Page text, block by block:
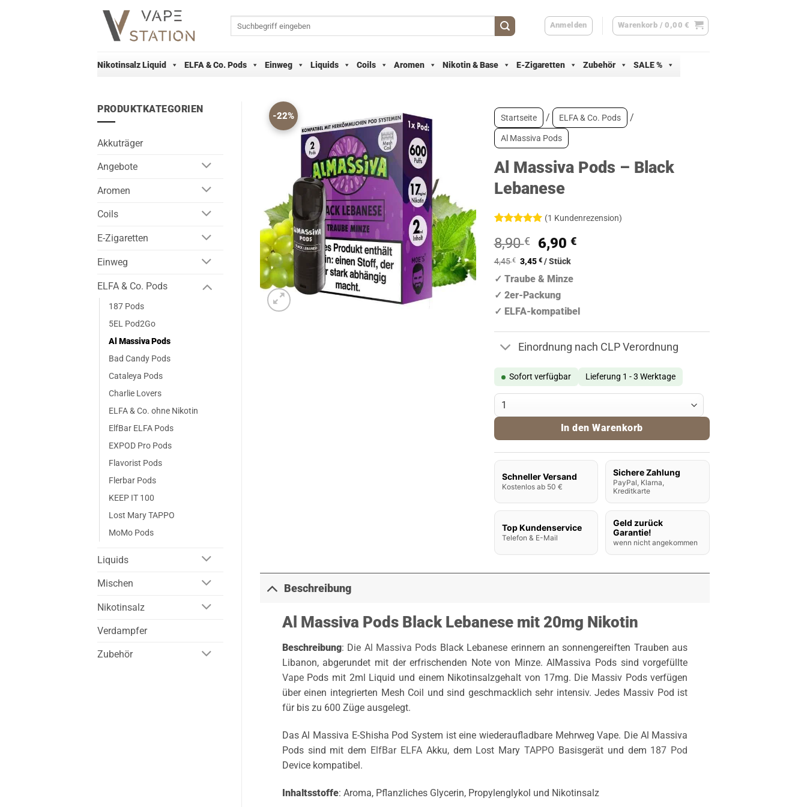
Anmelden Warenkorb /0,00€
Nikotinsalz Liquid ELFA & Co. Pods Einweg Liquids Coils Aromen Nikotin & Base E-Zigaretten Zubehör SALE %
PRODUKTKATEGORIEN
Akkuträger
Angebote
Aromen
Coils
E-Zigaretten
Einweg
ELFA & Co. Pods
187 Pods
5EL Pod2Go
Al Massiva Pods
Bad Candy Pods
Cataleya Pods
Charlie Lovers
ELFA & Co. ohne Nikotin
ElfBar ELFA Pods
EXPOD Pro Pods
Flavorist Pods
Flerbar Pods
KEEP IT 100
Lost Mary TAPPO
MoMo Pods
Liquids
Mischen
Nikotinsalz
Verdampfer
Zubehör
-22% Startseite / ELFA & Co. Pods /
Al Massiva Pods
Al Massiva Pods – Black
Lebanese
mit5von
5, basierend
auf
(1 Kundenrezension)
8,90€
Ursprünglicher
Preis
war:
8,90 €
6,90 €Aktueller
4,45€ 3,45 €/Stück
✓ Traube & Minze
✓ 2er-Packung
✓ ELFA-kompatibel
Einordnung nach CLP Verordnung
Sofort verfügbar Lieferung 1 - 3 Werktage
Al Massiva Pods - Black Lebanese Menge
In den Warenkorb
Schneller Versand
Kostenlos ab 50 €
Sichere Zahlung
PayPal, Klarna,
Kreditkarte
Top Kundenservice
Telefon & E-Mail
Geld zurück
Garantie!
wenn nicht angekommen
Beschreibung
Al Massiva Pods Black Lebanese mit 20mg Nikotin
Beschreibung: Die Al Massiva Pods Black Lebanese erinnern an sonnengereiften Trauben aus
Libanon, abgerundet mit der erfrischenden Note von Minze. AlMassiva Pods sind vorgefüllte
VapePods mit 2ml Liquid und einem Nikotinsalzgehalt von 17mg. Die Massiv Pods verfügen
über einen integrierten Mesh Coil und sind geschmacklich sehr intensiv. Jedes Massiv Pod ist
für bis zu 600 Züge ausgelegt.
Das Al Massiva E-Shisha Pod System ist eine wiederaufladbare Mehrweg Vape. Die Al Massiva
Pods sind mit dem ElfBar ELFAAkku, dem Lost MaryTAPPO Basisgerät und dem 187 Pod
Device kompatibel.
Inhaltsstoffe: Aroma, Pflanzliches Glycerin, Propylenglykol und Nikotinsalz